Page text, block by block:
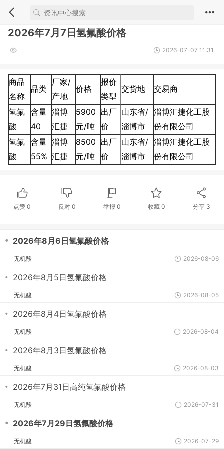
2026年7月7日氢氟酸价格
2026-07-07 11:31
商品
名称
品类
厂家/
产地
价格
报价
类型
交货地 交易商
氢氟
酸
含量
40
淄博
汇捷
5900
元/吨
出厂
价
山东省/
淄博市
淄博汇捷化工股
份有限公司
氢氟
酸
含量
55%
淄博
汇捷
8500
元/吨
出厂
价
山东省/
淄博市
淄博汇捷化工股
份有限公司
点赞0 反对 0 举报 0 收藏 0 分享 3
・ 2026年8月6日氢氟酸价格
无机酸 2026-08-06
・ 2026年8月5日氢氟酸价格
无机酸 2026-08-05
・ 2026年8月4日氢氟酸价格
无机酸 2026-08-04
・ 2026年8月3日氢氟酸价格
无机酸 2026-08-03
・ 2026年7月31日高纯氢氟酸价格
无机酸 2026-07-31
・ 2026年7月29日氢氟酸价格
无机酸 2026-07-29